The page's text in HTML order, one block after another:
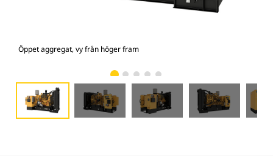
Öppet aggregat, vy från höger fram